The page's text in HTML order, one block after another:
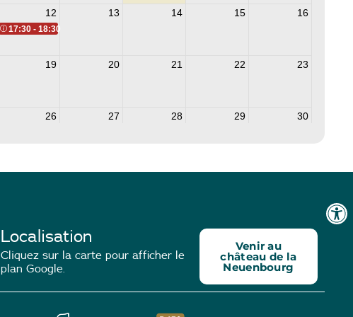
Localisation
Cliquez sur la carte pour afficher le
plan Google.
Venir au
château de la
Neuenbourg